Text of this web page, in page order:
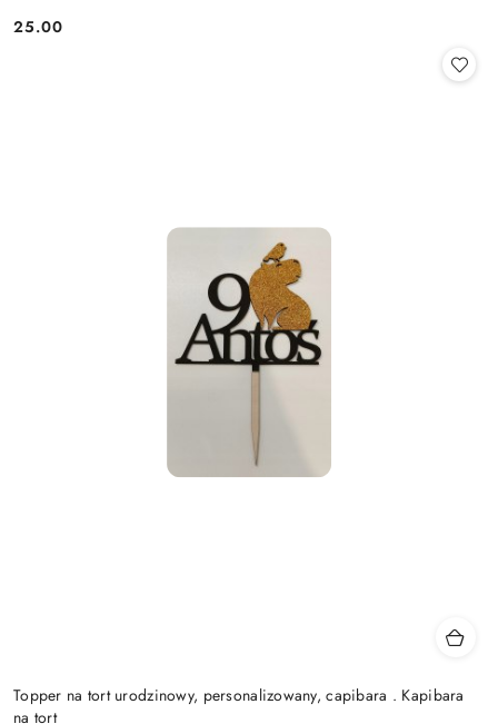
Cena:
25.00
Topper na tort urodzinowy, personalizowany, capibara . Kapibara
na tort